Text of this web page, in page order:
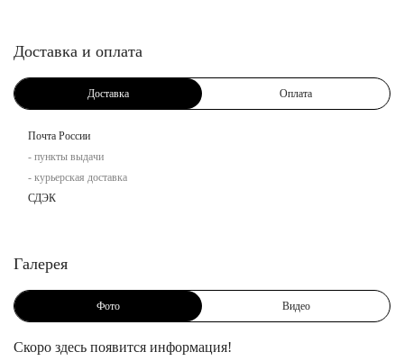
Доставка и оплата
Доставка Оплата
Почта России
- пункты выдачи
- курьерская доставка
СДЭК
Галерея
Фото Видео
Скоро здесь появится информация!